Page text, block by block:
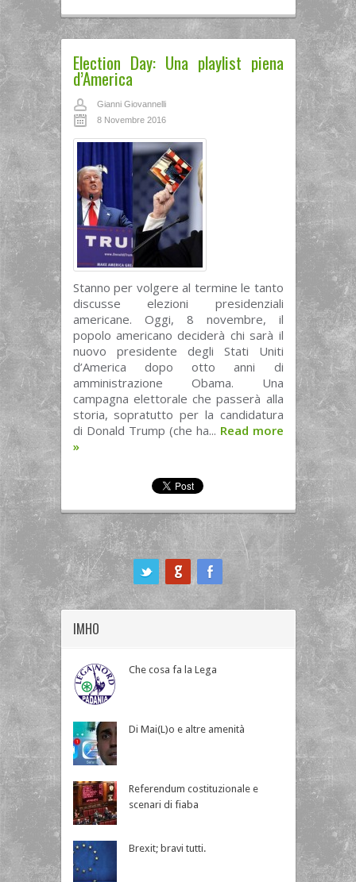
Election Day: Una playlist piena
d’America
Gianni Giovannelli
8 Novembre 2016
Stanno per volgere al termine le tanto
discusse elezioni presidenziali
americane. Oggi, 8 novembre, il
popolo americano deciderà chi sarà il
nuovo presidente degli Stati Uniti
d’America dopo otto anni di
amministrazione Obama. Una
campagna elettorale che passerà alla
storia, sopratutto per la candidatura
di Donald Trump (che ha... Read more
»
IMHO
Che cosa fa la Lega
Di Mai(L)o e altre amenità
Referendum costituzionale e
scenari di fiaba
Brexit; bravi tutti.